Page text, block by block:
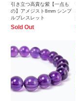
引き立つ高貴な紫【一点も
の】アメジスト8mm シンプ
ルブレスレット
Sold Out